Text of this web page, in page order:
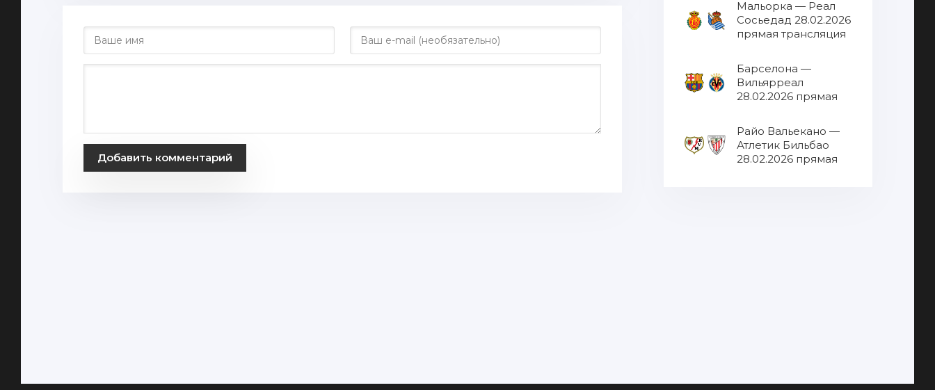
Добавить комментарий
Мальорка — Реал
Сосьедад 28.02.2026
прямая трансляция
Барселона —
Вильярреал
28.02.2026 прямая
Райо Вальекано —
Атлетик Бильбао
28.02.2026 прямая